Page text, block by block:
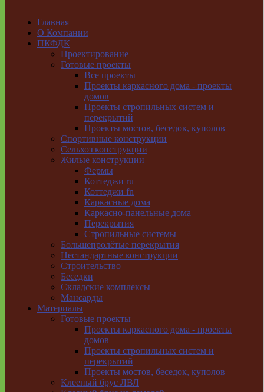
Главная
О Компании
ПКФДК
Проектирование
Готовые проекты
Все проекты
Проекты каркасного дома - проекты
домов
Проекты стропильных систем и
перекрытий
Проекты мостов, беседок, куполов
Спортивные конструкции
Сельхоз конструкции
Жилые конструкции
Фермы
Коттеджи ru
Коттеджи fn
Каркасные дома
Каркасно-панельные дома
Перекрытия
Стропильные системы
Большепролётые перекрытия
Нестандартные конструкции
Строительство
Беседки
Складские комплексы
Мансарды
Материалы
Готовые проекты
Проекты каркасного дома - проекты
домов
Проекты стропильных систем и
перекрытий
Проекты мостов, беседок, куполов
Клееный брус ЛВЛ